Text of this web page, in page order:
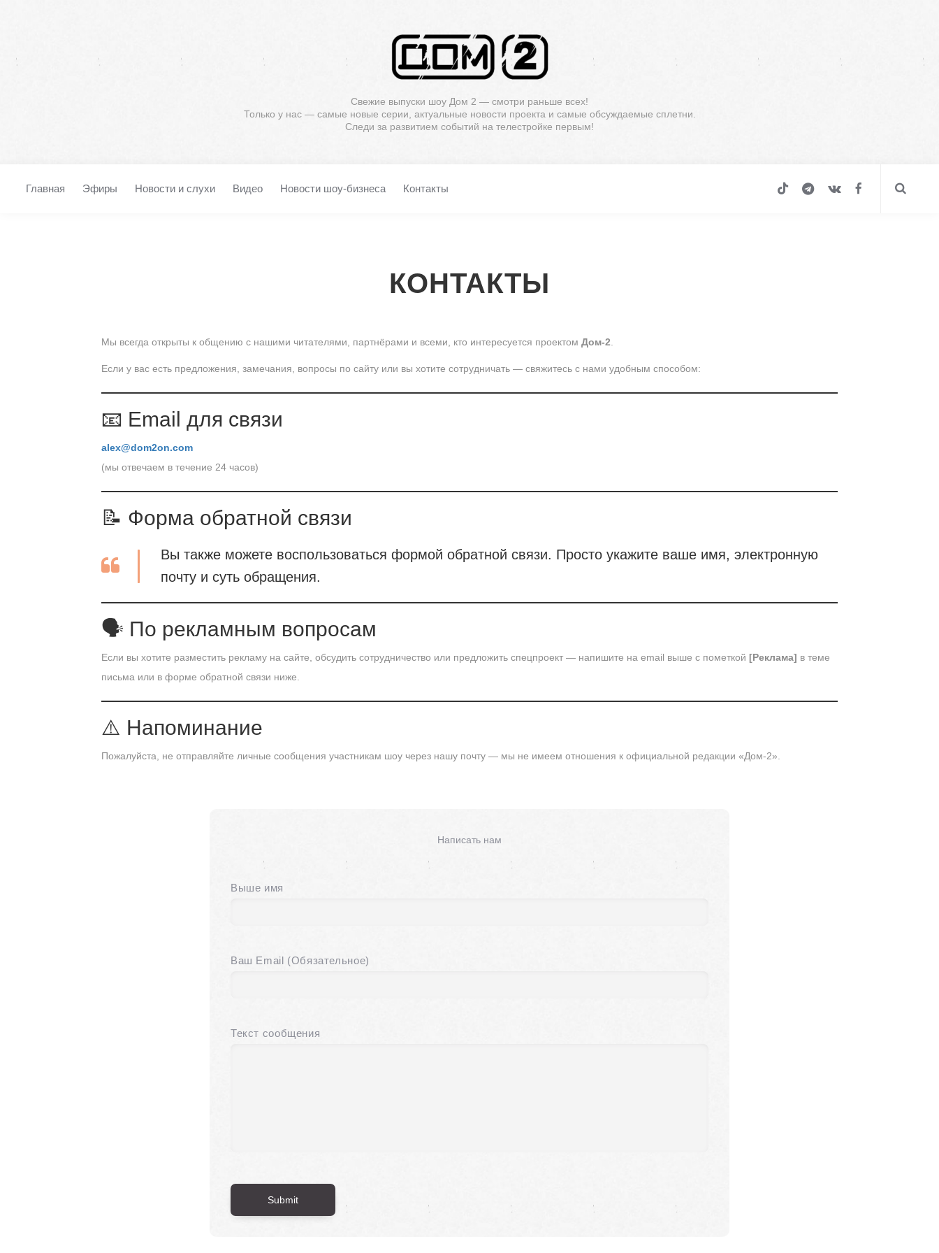
Свежие выпуски шоу Дом 2 — смотри раньше всех!
Только у нас — самые новые серии, актуальные новости проекта и самые обсуждаемые сплетни.
Следи за развитием событий на телестройке первым!
Главная Эфиры Новости и слухи Видео Новости шоу-бизнеса Контакты
КОНТАКТЫ
Мы всегда открыты к общению с нашими читателями, партнёрами и всеми, кто интересуется проектомДом-2
Если у вас есть предложения, замечания, вопросы по сайту или вы хотите сотрудничать — свяжитесь с нами удобным способом:
📧 Email для связи
alex@dom2on.com
(мы отвечаем в течение 24 часов)
📝 Форма обратной связи
Вы также можете воспользоваться формой обратной связи. Просто укажите ваше имя, электронную
почту и суть обращения.
🗣 По рекламным вопросам
Если вы хотите разместить рекламу на сайте, обсудить сотрудничество или предложить спецпроект — напишите на email выше с пометкой[Реклама] в теме
письма или в форме обратной связи ниже.
⚠️ Напоминание
Пожалуйста, не отправляйте личные сообщения участникам шоу через нашу почту — мы не имеем отношения к официальной редакции «Дом-2».
Написать нам
Выше имя
Ваш Email (Обязательное)
Текст сообщения